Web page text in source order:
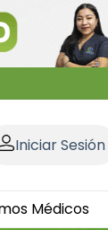
Iniciar Sesión
Médicos